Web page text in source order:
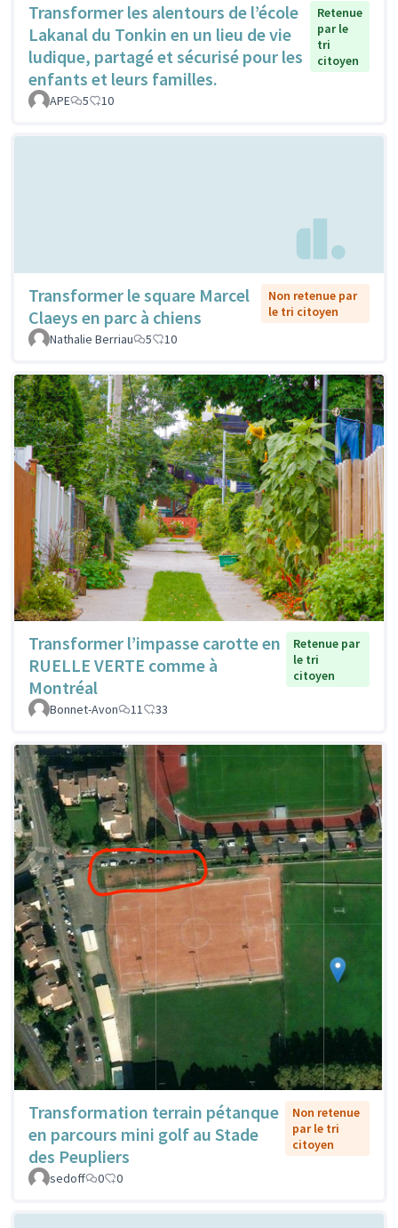
Transformer les alentours de l’école
Lakanal du Tonkin en un lieu de vie
ludique, partagé et sécurisé pour les
enfants et leurs familles.
Retenue
par le
tri
citoyen
APE 5 10
Transformer le square Marcel
Claeys en parc à chiens
Non retenue par
le tri citoyen
Nathalie Berriau
5 10
Transformer l’impasse carotte en
RUELLE VERTE comme à
Montréal
Retenue par
le tri
citoyen
Bonnet-Avon 11 33
Transformation terrain pétanque
en parcours mini golf au Stade
des Peupliers
Non retenue
par le tri
citoyen
sedoff 0 0